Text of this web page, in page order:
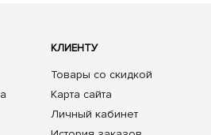
КЛИЕНТУ
Товары со скидкой
Карта сайта
Личный кабинет